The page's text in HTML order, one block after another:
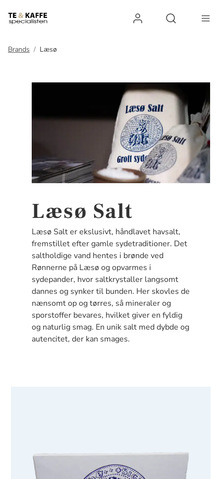
Log ind
Brands Læsø
Læsø Salt
Læsø Salt er ekslusivt, håndlavet havsalt,
fremstillet efter gamle sydetraditioner. Det
saltholdige vand hentes i brønde ved
Rønnerne på Læsø og opvarmes i
sydepander, hvor saltkrystaller langsomt
dannes og synker til bunden. Her skovles de
nænsomt op og tørres, så mineraler og
sporstoffer bevares, hvilket giver en fyldig
og naturlig smag. En unik salt med dybde og
autencitet, der kan smages.